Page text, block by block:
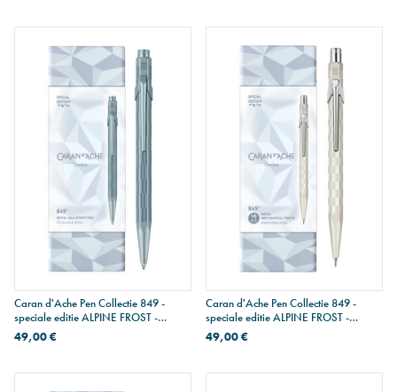
Caran d'Ache Pen Collectie 849 -
speciale editie ALPINE FROST -
balpen - bleu givré
49,00 €
Caran d'Ache Pen Collectie 849 -
speciale editie ALPINE FROST -
vulpotlood 0,5 mm - wit
49,00 €